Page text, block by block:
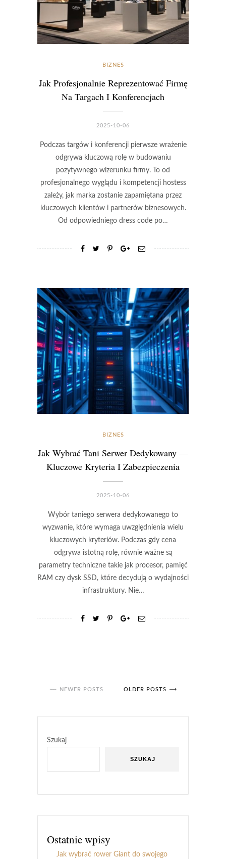
BIZNES
Jak Profesjonalnie Reprezentować Firmę
Na Targach I Konferencjach
2025-10-06
Podczas targów i konferencji pierwsze wrażenie
odgrywa kluczową rolę w budowaniu
pozytywnego wizerunku firmy. To od
profesjonalnego wyglądu i kompetencji hostess
zależy, jak marka zostanie zapamiętana przez
kluczowych klientów i partnerów biznesowych.
Od odpowiedniego dress code po…
BIZNES
Jak Wybrać Tani Serwer Dedykowany —
Kluczowe Kryteria I Zabezpieczenia
2025-10-06
Wybór taniego serwera dedykowanego to
wyzwanie, które wymaga uwzględnienia wielu
kluczowych kryteriów. Podczas gdy cena
odgrywa istotną rolę, równie ważne są
parametry techniczne takie jak procesor, pamięć
RAM czy dysk SSD, które decydują o wydajności
infrastruktury. Nie…
NEWER POSTS OLDER POSTS
Szukaj
SZUKAJ
Ostatnie wpisy
Jak wybrać rower Giant do swojego